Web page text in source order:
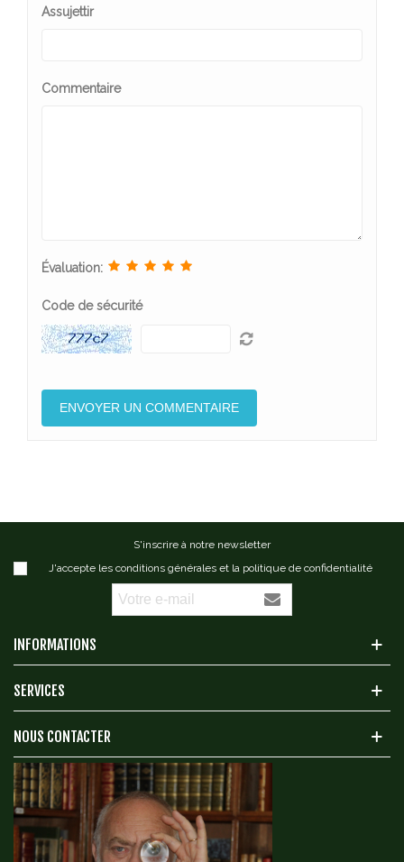
Assujettir
Commentaire
Évaluation:
Code de sécurité
S'inscrire à notre newsletter
J'accepte les conditions générales et la politique de confidentialité
INFORMATIONS
SERVICES
NOUS CONTACTER